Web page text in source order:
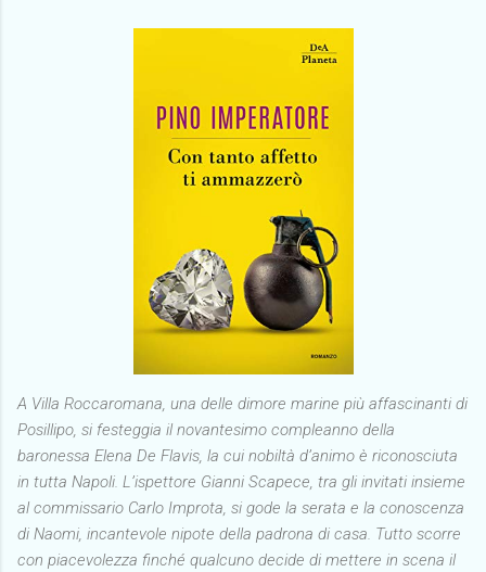
A Villa Roccaromana, una delle dimore marine più affascinanti di
Posillipo, si festeggia il novantesimo compleanno della
baronessa Elena De Flavis, la cui nobiltà d’animo è riconosciuta
in tutta Napoli. L’ispettore Gianni Scapece, tra gli invitati insieme
al commissario Carlo Improta, si gode la serata e la conoscenza
di Naomi, incantevole nipote della padrona di casa. Tutto scorre
con piacevolezza finché qualcuno decide di mettere in scena il